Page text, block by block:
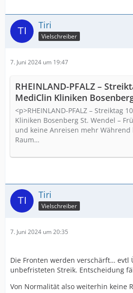
Tiri
Vielschreiber
7. Juni 2024 um 19:47
RHEINLAND-PFALZ –
MediClin Kliniken
<p>RHEINLAND-PFALZ – Streiktag
Kliniken Bosenberg St. Wendel –
und keine Anreisen mehr
Raum…
Tiri
Vielschreiber
7. Juni 2024 um 20:35
Die Fronten werden verschärft… evtl
unbefristeten Streik. Entscheidung
Von Normalität also weiterhin keine